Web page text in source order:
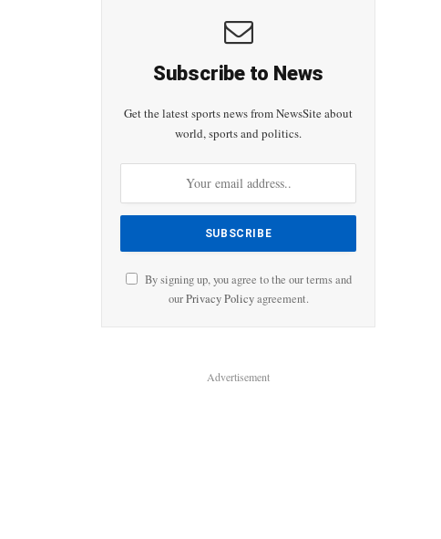
Subscribe to News
Get the latest sports news from NewsSite about
world, sports and politics.
By signing up, you agree to the our terms and
ourPrivacy Policyagreement.
Advertisement